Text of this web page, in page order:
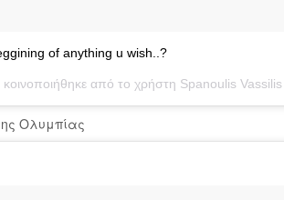
of anything u wish..?
από το χρήστη Spanoulis
Ολυμπίας